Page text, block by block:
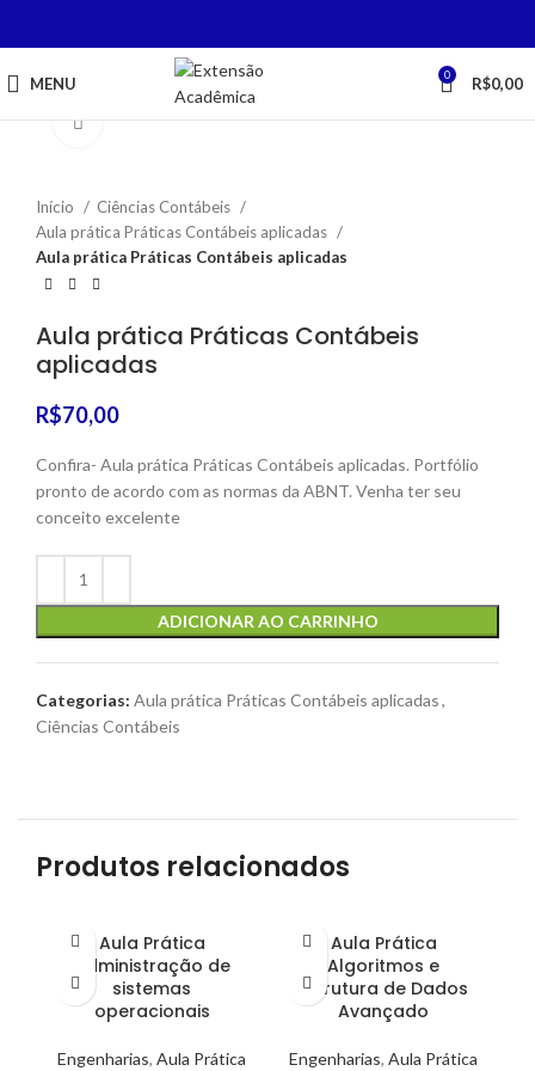
MENU 0 R$0,00
Click to enlarge
Início
Ciências Contábeis
Aula prática Práticas Contábeis aplicadas
Aula prática Práticas Contábeis aplicadas
Aula prática Práticas Contábeis
aplicadas
R$70,00
Confira- Aula prática Práticas Contábeis aplicadas. Portfólio
pronto de acordo com as normas da ABNT. Venha ter seu
conceito excelente
ADICIONAR AO CARRINHO
Categorias: Aula prática Práticas Contábeis aplicadas,
Ciências Contábeis
Produtos relacionados
Aula Prática
Administração de
sistemas
operacionais
Engenharias, Aula Prática
Aula Prática
Algoritmos e
Estrutura de Dados
Avançado
Engenharias, Aula Prática